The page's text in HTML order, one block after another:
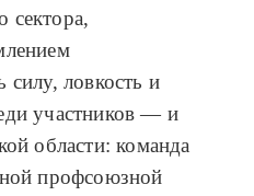
сектора,
силу, ловкость и
участников — и
области: команда
профсоюзной